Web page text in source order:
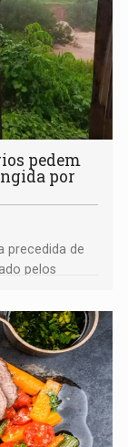
pedem
por
precedida de
pelos